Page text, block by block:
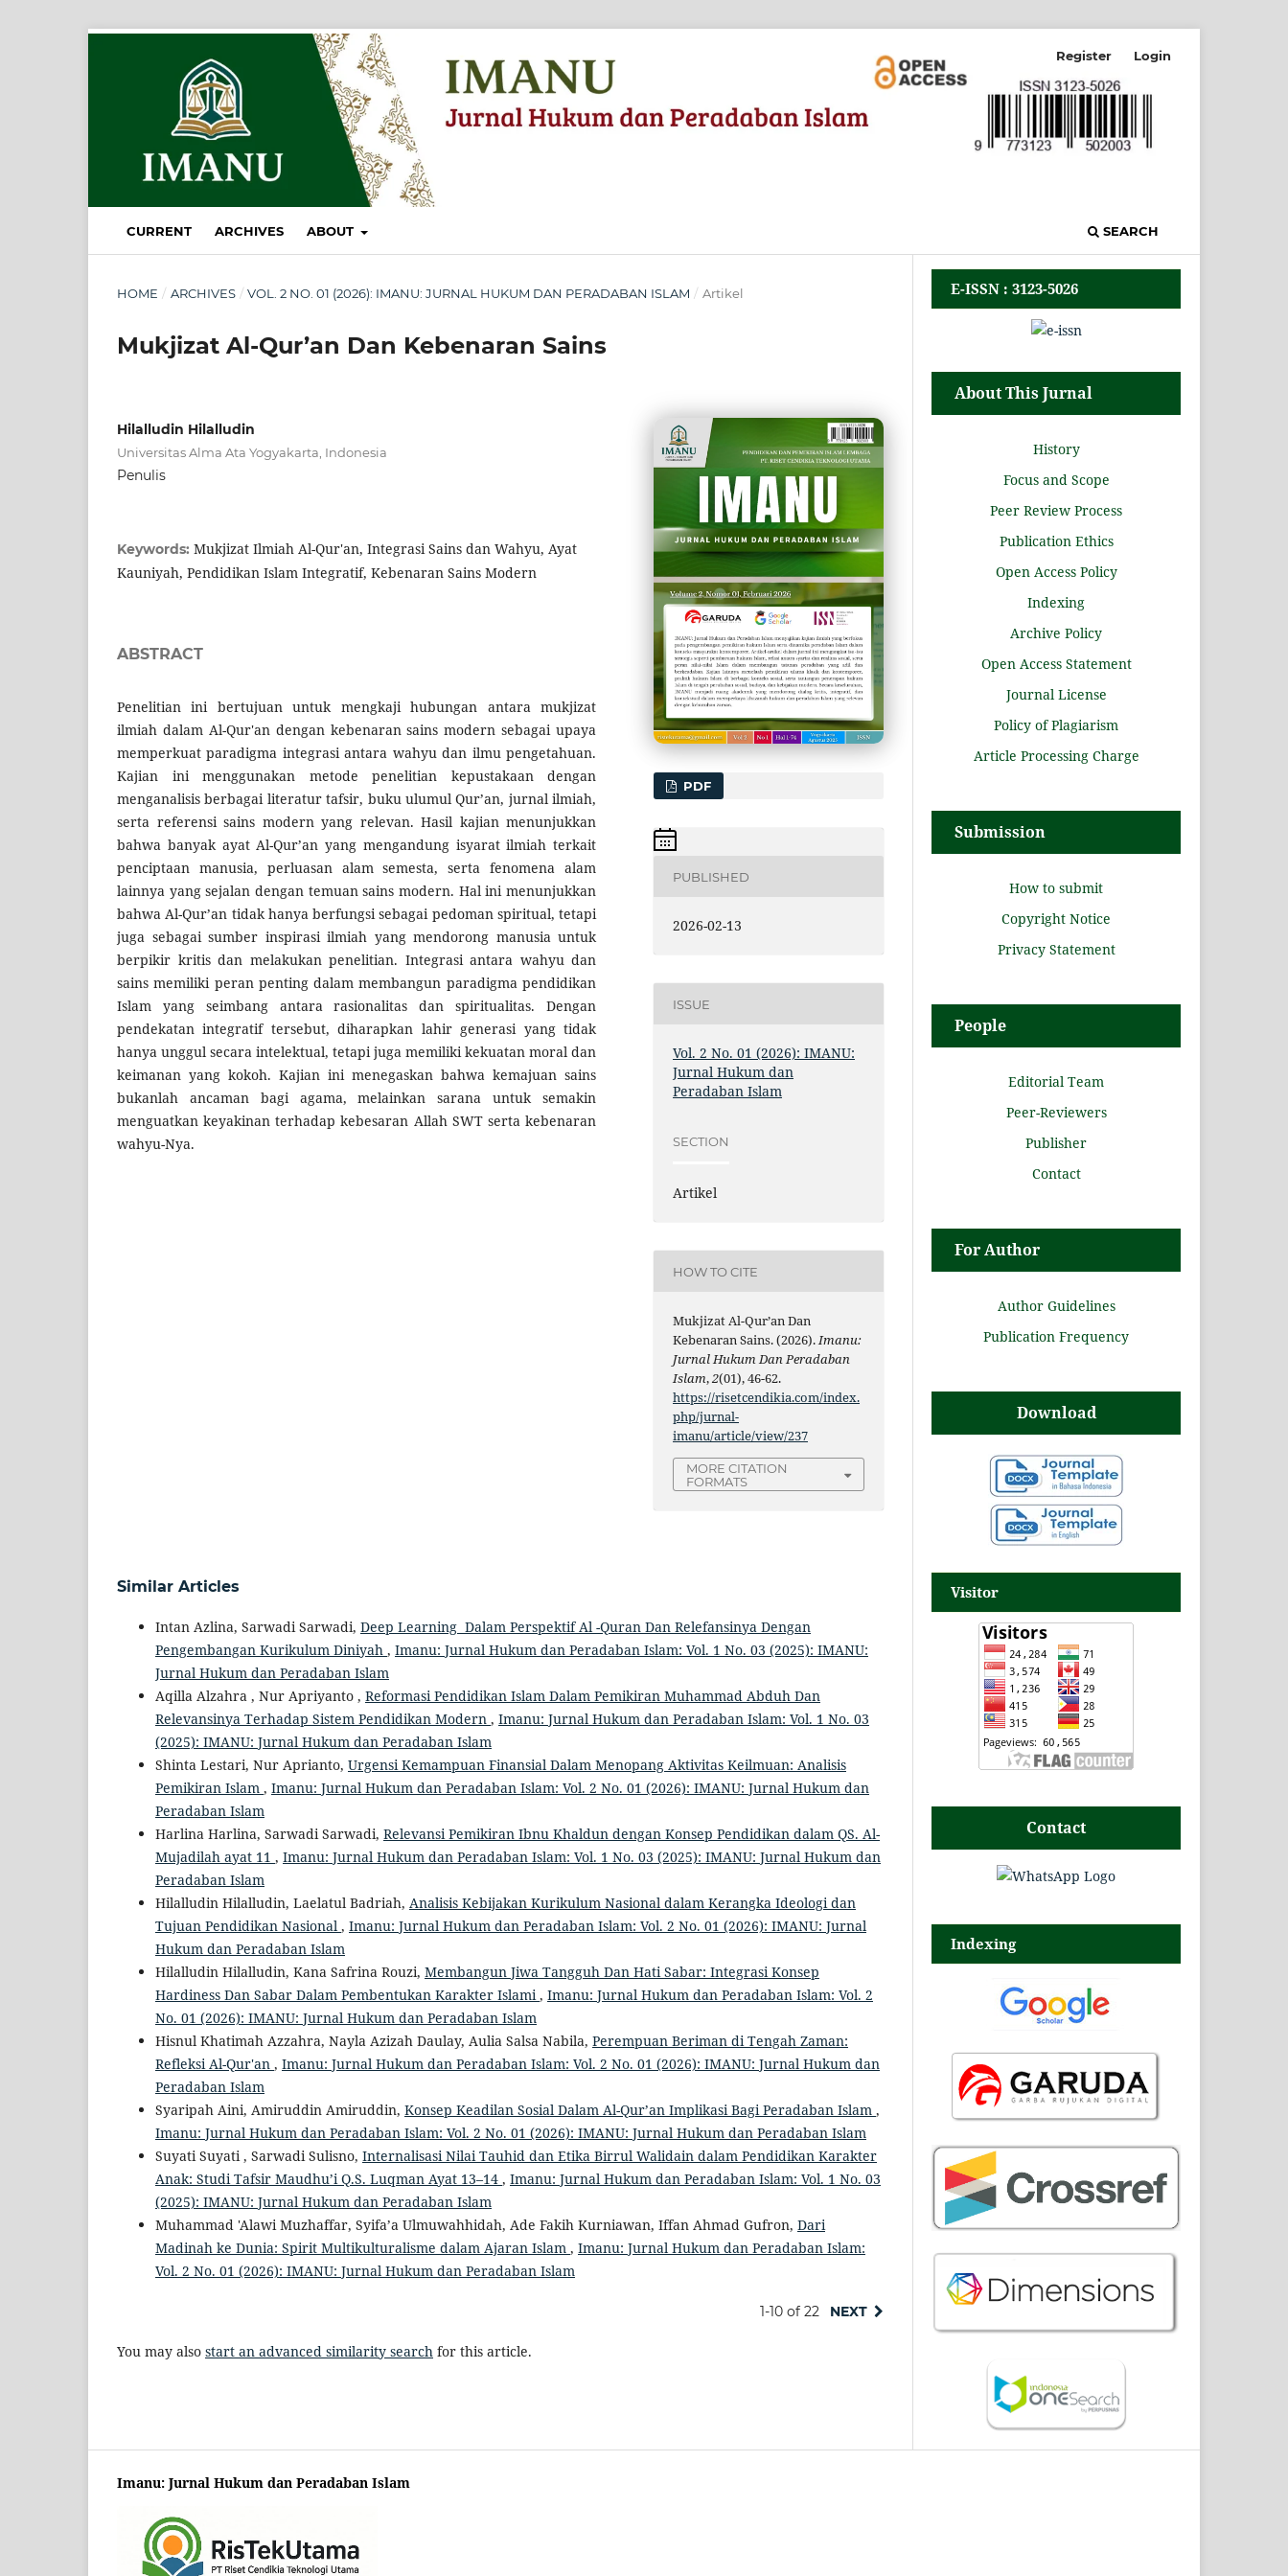
CURRENT ARCHIVES ABOUT SEARCH
Register Login
HOME / ARCHIVES / VOL. 2 NO. 01 (2026): IMANU: JURNAL HUKUM DAN PERADABAN ISLAM / Artikel
Mukjizat Al-Qur’an Dan Kebenaran Sains
Hilalludin Hilalludin
Universitas Alma Ata Yogyakarta, Indonesia
Penulis
Keywords: Mukjizat Ilmiah Al-Qur'an, Integrasi Sains dan Wahyu, Ayat
Kauniyah, Pendidikan Islam Integratif, Kebenaran Sains Modern
ABSTRACT
Penelitian ini bertujuan untuk mengkaji hubungan antara mukjizat
ilmiah dalam Al-Qur'an dengan kebenaran sains modern sebagai upaya
memperkuat paradigma integrasi antara wahyu dan ilmu pengetahuan.
Kajian ini menggunakan metode penelitian kepustakaan dengan
menganalisis berbagai literatur tafsir, buku ulumul Qur’an, jurnal ilmiah,
serta referensi sains modern yang relevan. Hasil kajian menunjukkan
bahwa banyak ayat Al-Qur’an yang mengandung isyarat ilmiah terkait
penciptaan manusia, perluasan alam semesta, serta fenomena alam
lainnya yang sejalan dengan temuan sains modern. Hal ini menunjukkan
bahwa Al-Qur’an tidak hanya berfungsi sebagai pedoman spiritual, tetapi
juga sebagai sumber inspirasi ilmiah yang mendorong manusia untuk
berpikir kritis dan melakukan penelitian. Integrasi antara wahyu dan
sains memiliki peran penting dalam membangun paradigma pendidikan
Islam yang seimbang antara rasionalitas dan spiritualitas. Dengan
pendekatan integratif tersebut, diharapkan lahir generasi yang tidak
hanya unggul secara intelektual, tetapi juga memiliki kekuatan moral dan
keimanan yang kokoh. Kajian ini menegaskan bahwa kemajuan sains
bukanlah ancaman bagi agama, melainkan sarana untuk semakin
menguatkan keyakinan terhadap kebesaran Allah SWT serta kebenaran
wahyu-Nya.
PDF
PUBLISHED
2026-02-13
ISSUE
Vol. 2 No. 01 (2026): IMANU:
Jurnal Hukum dan
Peradaban Islam
SECTION
Artikel
HOW TO CITE
Mukjizat Al-Qur’an Dan
Kebenaran Sains. (2026).Imanu:
Jurnal Hukum Dan Peradaban
Islam,2(01), 46-62.
https://risetcendikia.com/index.
php/jurnal-
imanu/article/view/237
MORE CITATION
FORMATS
Similar Articles
Intan Azlina, Sarwadi Sarwadi, Deep Learning Dalam Perspektif Al -Quran Dan Relefansinya Dengan
Pengembangan Kurikulum Diniyah , Imanu: Jurnal Hukum dan Peradaban Islam: Vol. 1 No. 03 (2025): IMANU:
Jurnal Hukum dan Peradaban Islam
Aqilla Alzahra , Nur Apriyanto , Reformasi Pendidikan Islam Dalam Pemikiran Muhammad Abduh Dan
Relevansinya Terhadap Sistem Pendidikan Modern , Imanu: Jurnal Hukum dan Peradaban Islam: Vol. 1 No. 03
(2025): IMANU: Jurnal Hukum dan Peradaban Islam
Shinta Lestari, Nur Aprianto, Urgensi Kemampuan Finansial Dalam Menopang Aktivitas Keilmuan: Analisis
Pemikiran Islam , Imanu: Jurnal Hukum dan Peradaban Islam: Vol. 2 No. 01 (2026): IMANU: Jurnal Hukum dan
Peradaban Islam
Harlina Harlina, Sarwadi Sarwadi, Relevansi Pemikiran Ibnu Khaldun dengan Konsep Pendidikan dalam QS. Al-
Mujadilah ayat 11 , Imanu: Jurnal Hukum dan Peradaban Islam: Vol. 1 No. 03 (2025): IMANU: Jurnal Hukum dan
Peradaban Islam
Hilalludin Hilalludin, Laelatul Badriah, Analisis Kebijakan Kurikulum Nasional dalam Kerangka Ideologi dan
Tujuan Pendidikan Nasional , Imanu: Jurnal Hukum dan Peradaban Islam: Vol. 2 No. 01 (2026): IMANU: Jurnal
Hukum dan Peradaban Islam
Hilalludin Hilalludin, Kana Safrina Rouzi, Membangun Jiwa Tangguh Dan Hati Sabar: Integrasi Konsep
Hardiness Dan Sabar Dalam Pembentukan Karakter Islami, Imanu: Jurnal Hukum dan Peradaban Islam: Vol. 2
No. 01 (2026): IMANU: Jurnal Hukum dan Peradaban Islam
Hisnul Khatimah Azzahra, Nayla Azizah Daulay, Aulia Salsa Nabila, Perempuan Beriman di Tengah Zaman:
Refleksi Al-Qur'an , Imanu: Jurnal Hukum dan Peradaban Islam: Vol. 2 No. 01 (2026): IMANU: Jurnal Hukum dan
Peradaban Islam
Syaripah Aini, Amiruddin Amiruddin, Konsep Keadilan Sosial Dalam Al-Qur’an Implikasi Bagi Peradaban Islam ,
Imanu: Jurnal Hukum dan Peradaban Islam: Vol. 2 No. 01 (2026): IMANU: Jurnal Hukum dan Peradaban Islam
Suyati Suyati , Sarwadi Sulisno, Internalisasi Nilai Tauhid dan Etika Birrul Walidain dalam Pendidikan Karakter
Anak: Studi Tafsir Maudhu’i Q.S. Luqman Ayat 13–14 , Imanu: Jurnal Hukum dan Peradaban Islam: Vol. 1 No. 03
(2025): IMANU: Jurnal Hukum dan Peradaban Islam
Muhammad 'Alawi Muzhaffar, Syifa’a Ulmuwahhidah, Ade Fakih Kurniawan, Iffan Ahmad Gufron, Dari
Madinah ke Dunia: Spirit Multikulturalisme dalam Ajaran Islam , Imanu: Jurnal Hukum dan Peradaban Islam:
Vol. 2 No. 01 (2026): IMANU: Jurnal Hukum dan Peradaban Islam
1-10 of 22 NEXT
You may also start an advanced similarity search for this article.
E-ISSN : 3123-5026
About This Jurnal
History
Focus and Scope
Peer Review Process
Publication Ethics
Open Access Policy
Indexing
Archive Policy
Open Access Statement
Journal License
Policy of Plagiarism
Article Processing Charge
Submission
How to submit
Copyright Notice
Privacy Statement
People
Editorial Team
Peer-Reviewers
Publisher
Contact
For Author
Author Guidelines
Publication Frequency
Download
Visitor
Contact
Indexing
Imanu: Jurnal Hukum dan Peradaban Islam